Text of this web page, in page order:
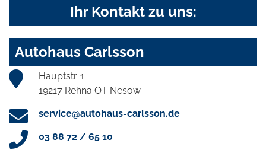
Ihr Kontakt zu uns:
Autohaus Carlsson
Hauptstr. 1
19217 Rehna OT Nesow
service@autohaus-carlsson.de
03 88 72 / 65 10